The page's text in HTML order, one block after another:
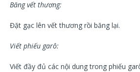
Băng vết thương:
Đặt gạc lên vết thương rồi băng lại.
Viết phiếu garô:
Viết đầy đủ các nội dung trong phiếu